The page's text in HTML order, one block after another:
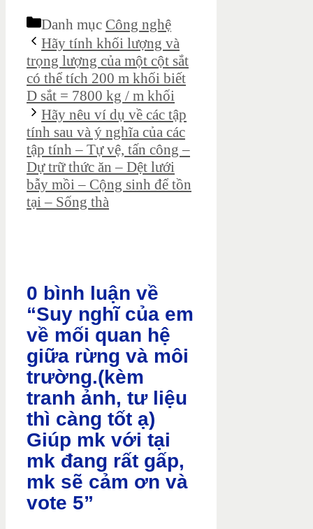
Danh mục Công nghệ
Hãy tính khối lượng và
trọng lượng của một cột sắt
có thể tích 200 m khối biết
D sắt = 7800 kg / m khối
Hãy nêu ví dụ về các tập
tính sau và ý nghĩa của các
tập tính – Tự vệ, tấn công –
Dự trữ thức ăn – Dệt lưới
bẫy mồi – Cộng sinh để tồn
tại – Sống thà
0 bình luận về
“Suy nghĩ của em
về mối quan hệ
giữa rừng và môi
trường.(kèm
tranh ảnh, tư liệu
thì càng tốt ạ)
Giúp mk với tại
mk đang rất gấp,
mk sẽ cảm ơn và
vote 5”